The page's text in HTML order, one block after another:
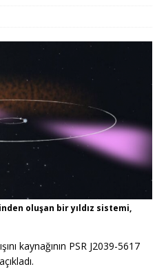
oluşan bir yıldız sistemi,
kaynağının PSR J2039-5617